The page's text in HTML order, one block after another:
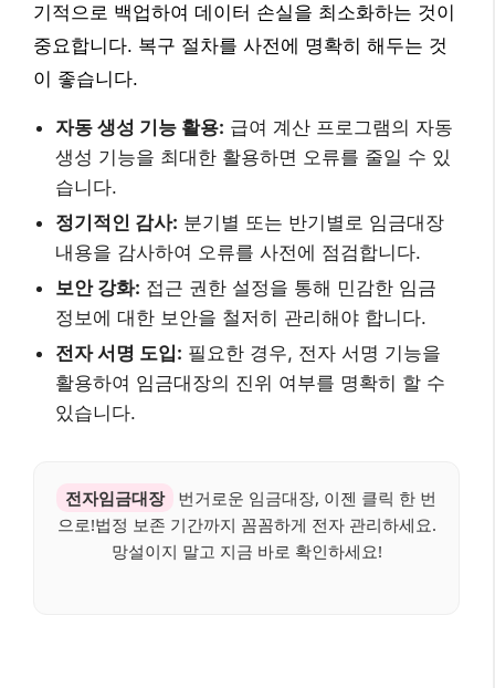
기적으로 백업하여 데이터 손실을 최소화하는 것이
중요합니다. 복구 절차를 사전에 명확히 해두는 것
이 좋습니다.
자동 생성 기능 활용: 급여 계산 프로그램의 자동
생성 기능을 최대한 활용하면 오류를 줄일 수 있
습니다.
정기적인 감사: 분기별 또는 반기별로 임금대장
내용을 감사하여 오류를 사전에 점검합니다.
보안 강화: 접근 권한 설정을 통해 민감한 임금
정보에 대한 보안을 철저히 관리해야 합니다.
전자 서명 도입: 필요한 경우, 전자 서명 기능을
활용하여 임금대장의 진위 여부를 명확히 할 수
있습니다.
전자임금대장
번거로운 임금대장, 이젠 클릭 한 번
으로!법정 보존 기간까지 꼼꼼하게 전자 관리하세요.
망설이지 말고 지금 바로 확인하세요!